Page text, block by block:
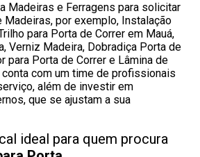
Madeiras e Ferragens para solicitar
por exemplo, Instalação
para Porta de Correr em Mauá,
Verniz Madeira, Dobradiça Porta de
para Porta de Correr e Lâmina de
conta com um time de profissionais
além de investir em
que se ajustam a sua
ideal para quem procura